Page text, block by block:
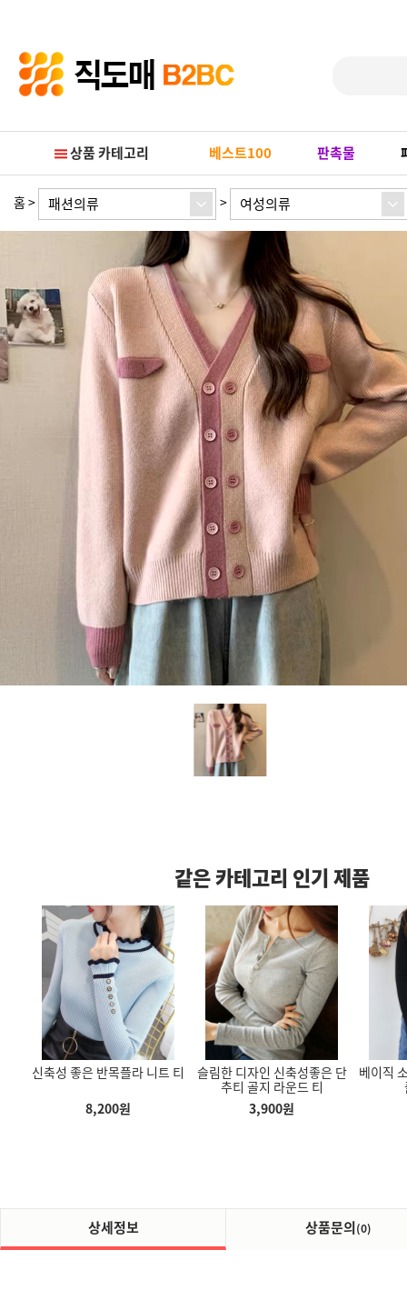
PrevNext
상품 카테고리 베스트100 판촉물
홈 > 패션의류 > 여성의류
같은 카테고리 인기 제품
신축성 좋은 반목플라 니트 티
8,200원
슬림한 디자인 신축성좋은 단
추티 골지 라운드 티
3,900원
베이직
디자인 여성
다리 길어보이는 여성바지 트
부드럽고 편안한 쫀쫀한 목폴
라티 봄 가을 겨울 슬림한 모
상세정보 상품문의(0)